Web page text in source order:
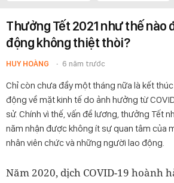
Thưởng Tết 2021 như thế nào
động không thiệt thòi?
HUY HOÀNG 6 năm trước
Chỉ còn chưa đầy một tháng nữa là kết
động về mặt kinh tế do ảnh hưởng từ
sử. Chính vì thế, vấn đề lương, thưởng Tết
năm nhận được không ít sự quan tâm của
nhân viên chức và những người lao động.
Năm 2020, dịch COVID-19 hoành